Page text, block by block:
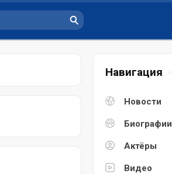
Навигация
Новости
Биографии
Актёры
Видео